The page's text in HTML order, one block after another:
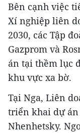
Bên cạnh việc
Xí nghiệp liên
2030, các Tập
Gazprom và
án tại thềm lục
khu vực xa bờ.
Tại Nga, Liên
triển khai dự
Nhenhetsky.